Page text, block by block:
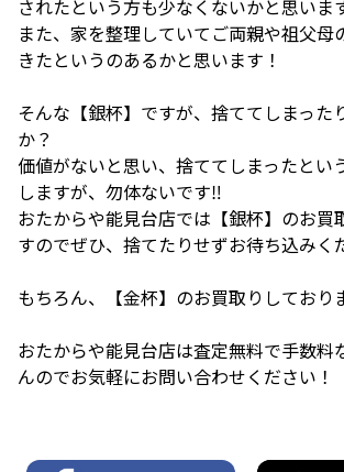
されたという方も少なくないかと思いま
また、家を整理していてご両親や祖父母
きたというのあるかと思います！
そんな【銀杯】ですが、捨ててしまった
か？
価値がないと思い、捨ててしまったとい
しますが、勿体ないです‼️
おたからや能見台店では【銀杯】のお買
すのでぜひ、捨てたりせずお待ち込みく
もちろん、【金杯】のお買取りしており
おたからや能見台店は査定無料で手数料
んのでお気軽にお問い合わせください！